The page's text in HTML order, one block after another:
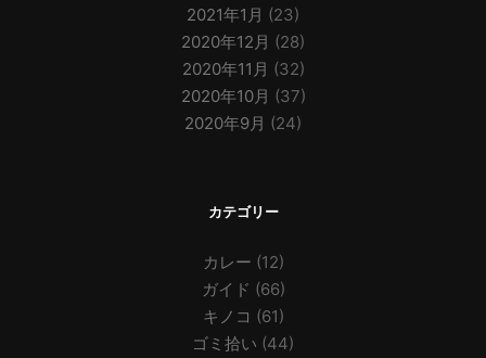
2021年1月 (23)
2020年12月 (28)
2020年11月 (32)
2020年10月 (37)
2020年9月 (24)
カテゴリー
カレー (12)
ガイド (66)
キノコ (61)
ゴミ拾い (44)